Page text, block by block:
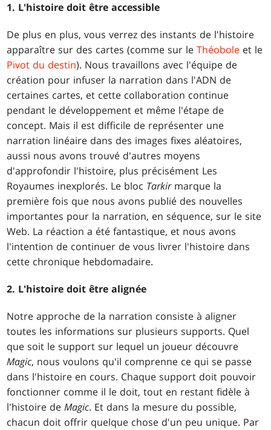
1. L'histoire doit être accessible
De plus en plus, vous verrez des instants de l'histoire
apparaître sur des cartes (comme sur leThéobole et le
Pivot du destin). Nous travaillons avec l'équipe de
création pour infuser la narration dans l'ADN de
certaines cartes, et cette collaboration continue
pendant le développement et même l'étape de
concept. Mais il est difficile de représenter une
narration linéaire dans des images fixes aléatoires,
aussi nous avons trouvé d'autres moyens
d'approfondir l'histoire, plus précisément Les
Royaumes inexplorés. Le bloc Tarkirmarque la
première fois que nous avons publié des nouvelles
importantes pour la narration, en séquence, sur le site
Web. La réaction a été fantastique, et nous avons
l'intention de continuer de vous livrer l'histoire dans
cette chronique hebdomadaire.
2. L'histoire doit être alignée
Notre approche de la narration consiste à aligner
toutes les informations sur plusieurs supports. Quel
que soit le support sur lequel un joueur découvre
Magic, nous voulons qu'il comprenne ce qui se passe
dans l'histoire en cours. Chaque support doit pouvoir
fonctionner comme il le doit, tout en restant fidèle à
l'histoire deMagic. Et dans la mesure du possible,
chacun doit offrir quelque chose d'un peu unique. Par